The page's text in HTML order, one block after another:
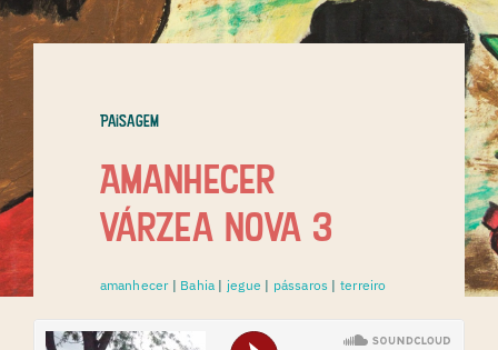
Paisagem
Amanhecer
Várzea Nova 3
amanhecer| Bahia | jegue | pássaros | terreiro